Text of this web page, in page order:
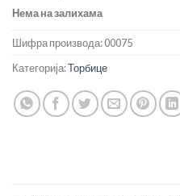
Нема на залихама
Шифра производа:00075
Категорија:Торбице